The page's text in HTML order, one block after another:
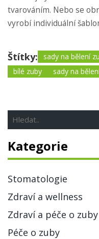
tvarováním. Nebo se
vyrobí individuální
Štítky: sady na bělení
bílé zuby
sady na
Kategorie
Stomatologie
Zdraví a wellness
Zdraví a péče o zuby
Péče o zuby